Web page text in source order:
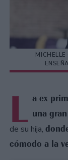
L a ex
una
de su hija,
cómodo a la